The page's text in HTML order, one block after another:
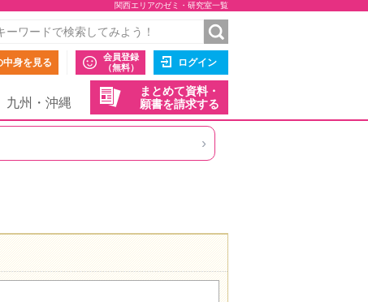
関西エリアのゼミ・研究室一覧
中身を見る
会員登録
（無料）
ログイン
まとめて資料・
願書を請求する
九州・沖縄
›